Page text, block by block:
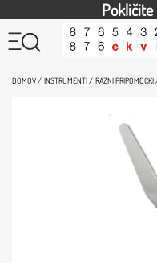
Pokličite
DOMOV / INSTRUMENTI / RAZNI